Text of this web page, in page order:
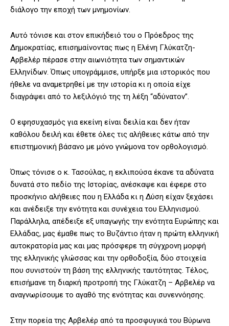
διάλογο την εποχή των μνημονίων.
Αυτό τόνισε και στον επικήδειό του ο Πρόεδρος της
Δημοκρατίας, επισημαίνοντας πως η Ελένη Γλύκατζη-
Αρβελέρ πέρασε στην αιωνιότητα των σημαντικών
Ελληνίδων. Όπως υπογράμμισε, υπήρξε μια ιστορικός που
ήθελε να αναμετρηθεί με την ιστορία κι η οποία είχε
διαγράψει από το λεξιλόγιό της τη λέξη “αδύνατον”.
Ο εφησυχασμός για εκείνη είναι δειλία και δεν ήταν
καθόλου δειλή και έθετε όλες τις αλήθειες κάτω από την
επιστημονική βάσανο με μόνο γνώμονα τον ορθολογισμό.
Όπως τόνισε ο κ. Τασούλας, η εκλιπούσα έκανε τα αδύνατα
δυνατά στο πεδίο της Ιστορίας, ανέσκαψε και έφερε στο
προσκήνιο αλήθειες που η Ελλάδα κι η Δύση είχαν ξεχάσει
και ανέδειξε την ενότητα και συνέχεια του Ελληνισμού.
Παράλληλα, απέδειξε εξ υπαγωγής την ενότητα Ευρώπης και
Ελλάδας, μας έμαθε πως το Βυζάντιο ήταν η πρώτη ελληνική
αυτοκρατορία μας και μας πρόσφερε τη σύγχρονη μορφή
της ελληνικής γλώσσας και την ορθοδοξία, δύο στοιχεία
που συνιστούν τη βάση της ελληνικής ταυτότητας. Τέλος,
επισήμανε τη διαρκή προτροπή της Γλύκατζη – Αρβελέρ να
αναγνωρίσουμε το αγαθό της ενότητας και συνεννόησης.
Στην πορεία της Αρβελέρ από τα προσφυγικά του Βύρωνα